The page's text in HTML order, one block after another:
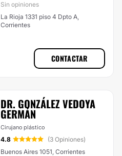
Sin opiniones
La Rioja 1331 piso 4 Dpto A,
Corrientes
CONTACTAR
DR. GONZÁLEZ VEDOYA
GERMÁN
Cirujano plástico
4.8
(3 Opiniones)
Buenos Aires 1051, Corrientes